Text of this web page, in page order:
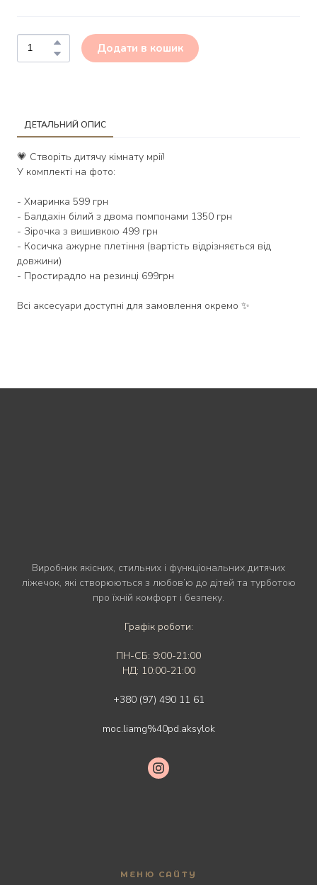
Додати в кошик
ДЕТАЛЬНИЙ ОПИС
💗 Створіть дитячу кімнату мрії!
У комплекті на фото:
- Хмаринка 599 грн
- Балдахін білий з двома помпонами 1350 грн
- Зірочка з вишивкою 499 грн
- Косичка ажурне плетіння (вартість відрізняється від
довжини)
- Простирадло на резинці 699грн
Всі аксесуари доступні для замовлення окремо ✨
Виробник якісних, стильних і функціональних дитячих
ліжечок, які створюються з любов’ю до дітей та турботою
про їхній комфорт і безпеку.
Графік роботи:
ПН-СБ: 9:00-21:00
НД: 10:00-21:00
+380 (97) 490 11 61
moc.liamg%40pd.aksylok
МЕНЮ САЙТУ